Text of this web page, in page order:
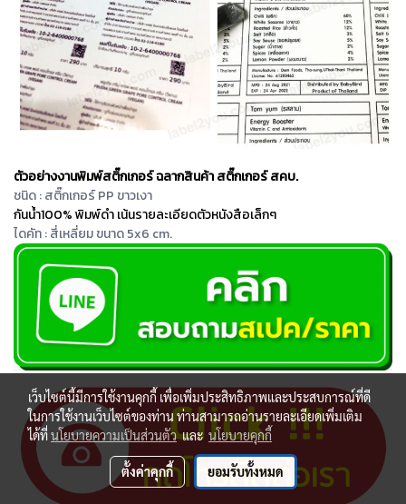
ตัวอย่างงานพิมพ์สติ๊กเกอร์ ฉลากสินค้า สติ๊กเกอร์ สคบ.
ชนิด : สติ๊กเกอร์ PP ขาวเงา
กันน้ำ100% พิมพ์ดำ เน้นรายละเอียดตัวหนังสือเล็กๆ
ไดคัท : สี่เหลี่ยม ขนาด 5x6 cm.
เว็บไซต์นี้มีการใช้งานคุกกี้ เพื่อเพิ่มประสิทธิภาพและประสบการณ์ที่ดี
ในการใช้งานเว็บไซต์ของท่าน ท่านสามารถอ่านรายละเอียดเพิ่มเติม
ได้ที่นโยบายความเป็นส่วนตัวและ นโยบายคุกกี้
ตั้งค่าคุกกี้ ยอมรับทั้งหมด